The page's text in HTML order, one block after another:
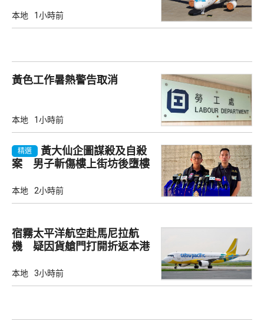
本地 1小時前
黃色工作暑熱警告取消
本地 1小時前
精選
黃大仙企圖謀殺及自殺
案 男子斬傷樓上街坊後墮樓
本地 2小時前
宿霧太平洋航空赴馬尼拉航
機 疑因貨艙門打開折返本港
本地 3小時前